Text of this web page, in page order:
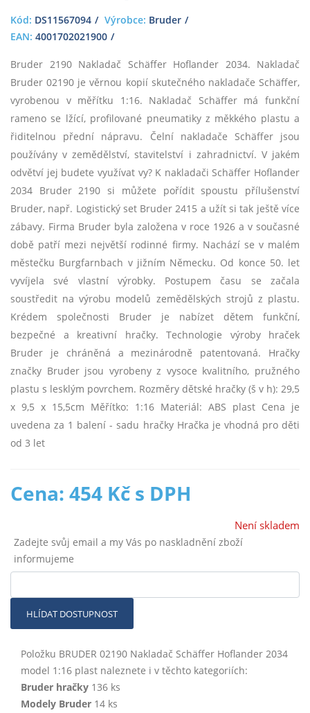
Kód: DS11567094 Výrobce: Bruder
EAN: 4001702021900
Bruder 2190 Nakladač Schäffer Hoflander 2034. Nakladač
Bruder 02190 je věrnou kopií skutečného nakladače Schäffer,
vyrobenou v měřítku 1:16. Nakladač Schäffer má funkční
rameno se lžící, profilované pneumatiky z měkkého plastu a
řiditelnou přední nápravu. Čelní nakladače Schäffer jsou
používány v zemědělství, stavitelství i zahradnictví. V jakém
odvětví jej budete využívat vy? K nakladači Schäffer Hoflander
2034 Bruder 2190 si můžete pořídit spoustu přílušenství
Bruder, např. Logistický set Bruder 2415 a užít si tak ještě více
zábavy. Firma Bruder byla založena v roce 1926 a v současné
době patří mezi největší rodinné firmy. Nachází se v malém
městečku Burgfarnbach v jižním Německu. Od konce 50. let
vyvíjela své vlastní výrobky. Postupem času se začala
soustředit na výrobu modelů zemědělských strojů z plastu.
Krédem společnosti Bruder je nabízet dětem funkční,
bezpečné a kreativní hračky. Technologie výroby hraček
Bruder je chráněná a mezinárodně patentovaná. Hračky
značky Bruder jsou vyrobeny z vysoce kvalitního, pružného
plastu s lesklým povrchem. Rozměry dětské hračky (š v h): 29,5
x 9,5 x 15,5cm Měřítko: 1:16 Materiál: ABS plast Cena je
uvedena za 1 balení - sadu hračky Hračka je vhodná pro děti
od 3 let
Cena: 454 Kč s DPH
Není skladem
Zadejte svůj email a my Vás po naskladnění zboží
informujeme
HLÍDAT DOSTUPNOST
Položku BRUDER 02190 Nakladač Schäffer Hoflander 2034
model 1:16 plast naleznete i v těchto kategoriích:
Bruder hračky 136 ks
Modely Bruder 14 ks